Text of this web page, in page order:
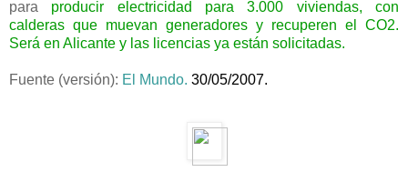
para producir electricidad para 3.000 viviendas, con
calderas que muevan generadores y recuperen el CO2.
Será en Alicante y las licencias ya están solicitadas.
Fuente (versión): El Mundo. 30/05/2007.